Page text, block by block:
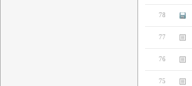
78
77
76
75